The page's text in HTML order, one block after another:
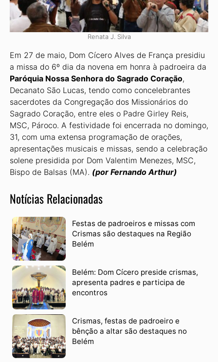
Renata J. Silva
Em 27 de maio, Dom Cícero Alves de França presidiu
a missa do 6º dia da novena em honra à padroeira da
Paróquia Nossa Senhora do Sagrado Coração,
Decanato São Lucas, tendo como concelebrantes
sacerdotes da Congregação dos Missionários do
Sagrado Coração, entre eles o Padre Girley Reis,
MSC, Pároco. A festividade foi encer­rada no domingo,
31, com uma extensa programação de orações,
apresentações mu­sicais e missas, sendo a celebração
solene presidida por Dom Valentim Menezes, MSC,
Bispo de Balsas (MA). (por Fernando Arthur)
Notícias Relacionadas
Festas de padroeiros e missas com
Crismas são destaques na Região
Belém
Belém: Dom Cícero preside crismas,
apresenta padres e participa de
encontros
Crismas, festas de padroeiro e
bênção a altar são destaques no
Belém